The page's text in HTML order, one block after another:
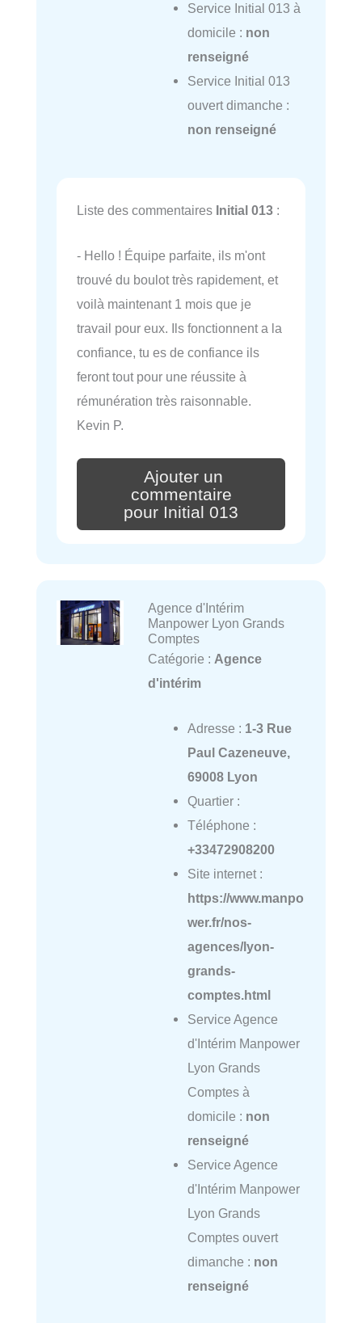
Service Initial 013 à
domicile : non
renseigné
Service Initial 013
ouvert dimanche :
non renseigné
Liste des commentaires Initial 013 :
- Hello ! Équipe parfaite, ils m'ont
trouvé du boulot très rapidement, et
voilà maintenant 1 mois que je
travail pour eux. Ils fonctionnent a la
confiance, tu es de confiance ils
feront tout pour une réussite à
rémunération très raisonnable.
Kevin P.
Ajouter un
commentaire
pour Initial 013
Agence d'Intérim
Manpower Lyon Grands
Comptes
Catégorie : Agence
d'intérim
Adresse : 1-3 Rue
Paul Cazeneuve,
69008 Lyon
Quartier :
Téléphone :
+33472908200
Site internet :
https://www.manpo
wer.fr/nos-
agences/lyon-
grands-
comptes.html
Service Agence
d'Intérim Manpower
Lyon Grands
Comptes à
domicile : non
renseigné
Service Agence
d'Intérim Manpower
Lyon Grands
Comptes ouvert
dimanche : non
renseigné